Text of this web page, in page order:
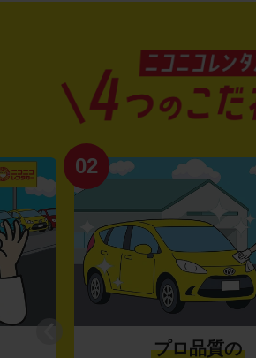
02
プロ品質の